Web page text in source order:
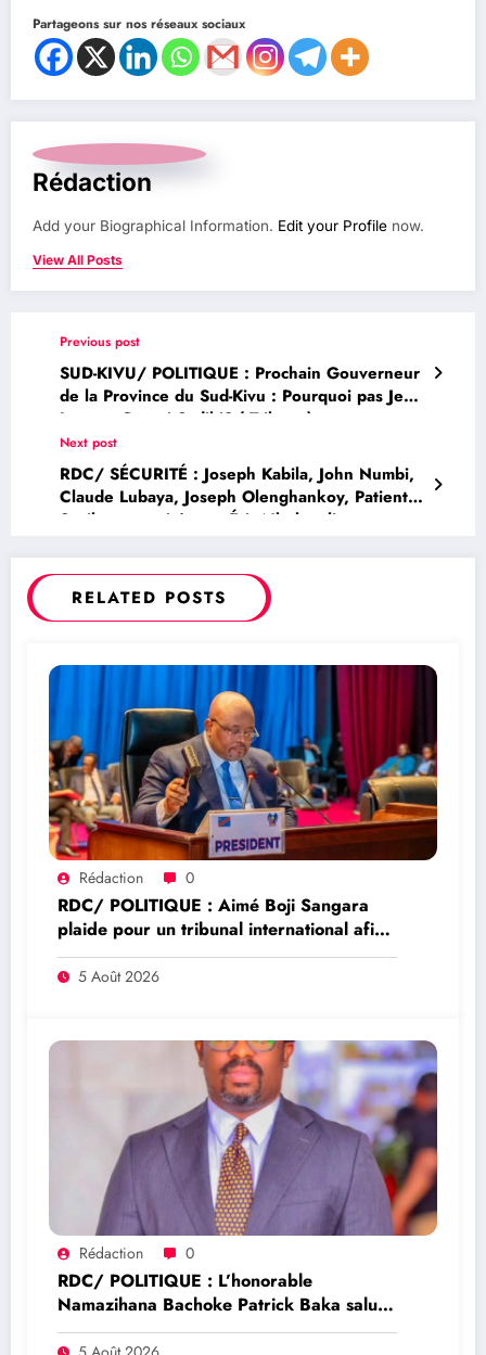
Partageons sur nos réseaux sociaux
Rédaction
Add your Biographical Information. Edit your Profile now.
View All Posts
Previous post
SUD-KIVU/ POLITIQUE : Prochain Gouverneur
de la Province du Sud-Kivu : Pourquoi pas Jean-
Jacques Purusi Sadiki? ( Tribune)
Next post
RDC/ SÉCURITÉ : Joseph Kabila, John Numbi,
Claude Lubaya, Joseph Olenghankoy, Patient
Sayiba, tous cités par Éric Nkuba alias
Nangaa comme soutien au M23 dans la guerre
à l’Est de la RDC
RELATED POSTS
Rédaction 0
RDC/ POLITIQUE : Aimé Boji Sangara
plaide pour un tribunal international afin
de rendre justice aux victimes des conflits
en RDC
5 Août 2026
Rédaction 0
RDC/ POLITIQUE : L’honorable
Namazihana Bachoke Patrick Baka salue
la suspension de l’arrêté interministériel